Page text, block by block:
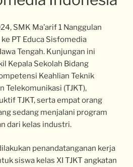
SMK Ma’arif 1 Nanggulan
PT Educa Sisfomedia
Tengah. Kunjungan ini
Kepala Sekolah Bidang
Keahlian Teknik
Telekomunikasi (TJKT),
TJKT, serta empat orang
sedang menjalani program
dari kelas industri.
penandatanganan kerja
siswa kelas XI TJKT angkatan